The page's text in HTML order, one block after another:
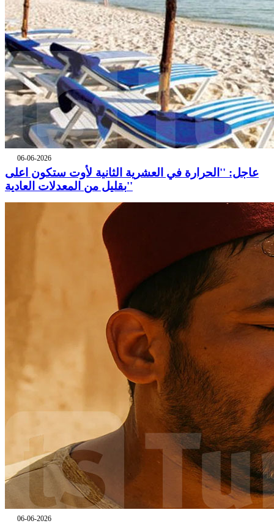
06-06-2026
عاجل: ''الحرارة في العشرية الثانية لأوت ستكون اعلى
بقليل من المعدلات العادية''
06-06-2026